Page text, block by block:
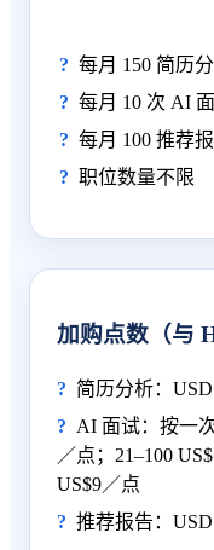
每月 150 简历
每月 10 次 AI
每月 100 推荐
职位数量不限
加购点数（与
简历分析：USD
AI 面试：按一
／点；21–100
US$9／点
推荐报告：